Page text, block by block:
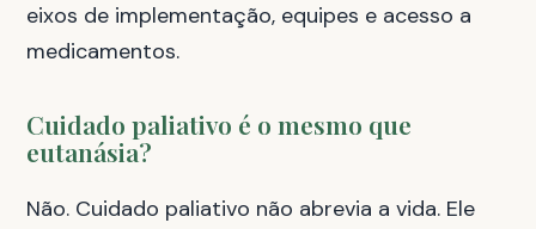
eixos de implementação, equipes e acesso a
medicamentos.
Cuidado paliativo é o mesmo que
eutanásia?
Não. Cuidado paliativo não abrevia a vida. Ele